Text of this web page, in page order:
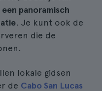
panoramisch
. Je kunt ook de
die de
lokale gidsen
de Cabo San Lucas